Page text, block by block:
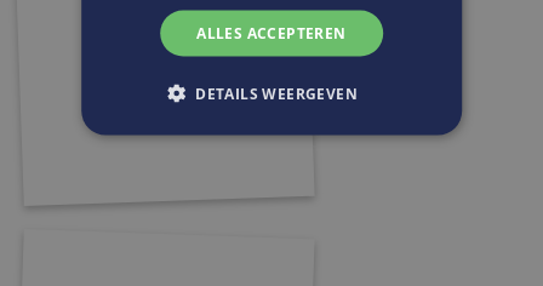
ALLES ACCEPTEREN
DETAILS WEERGEVEN